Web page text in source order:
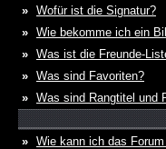
» Wofür ist die Signatur?
» Wie bekomme ich ein
» Was ist die Freunde-
» Was sind Favoriten?
» Was sind Rangtitel und
» Wie kann ich das